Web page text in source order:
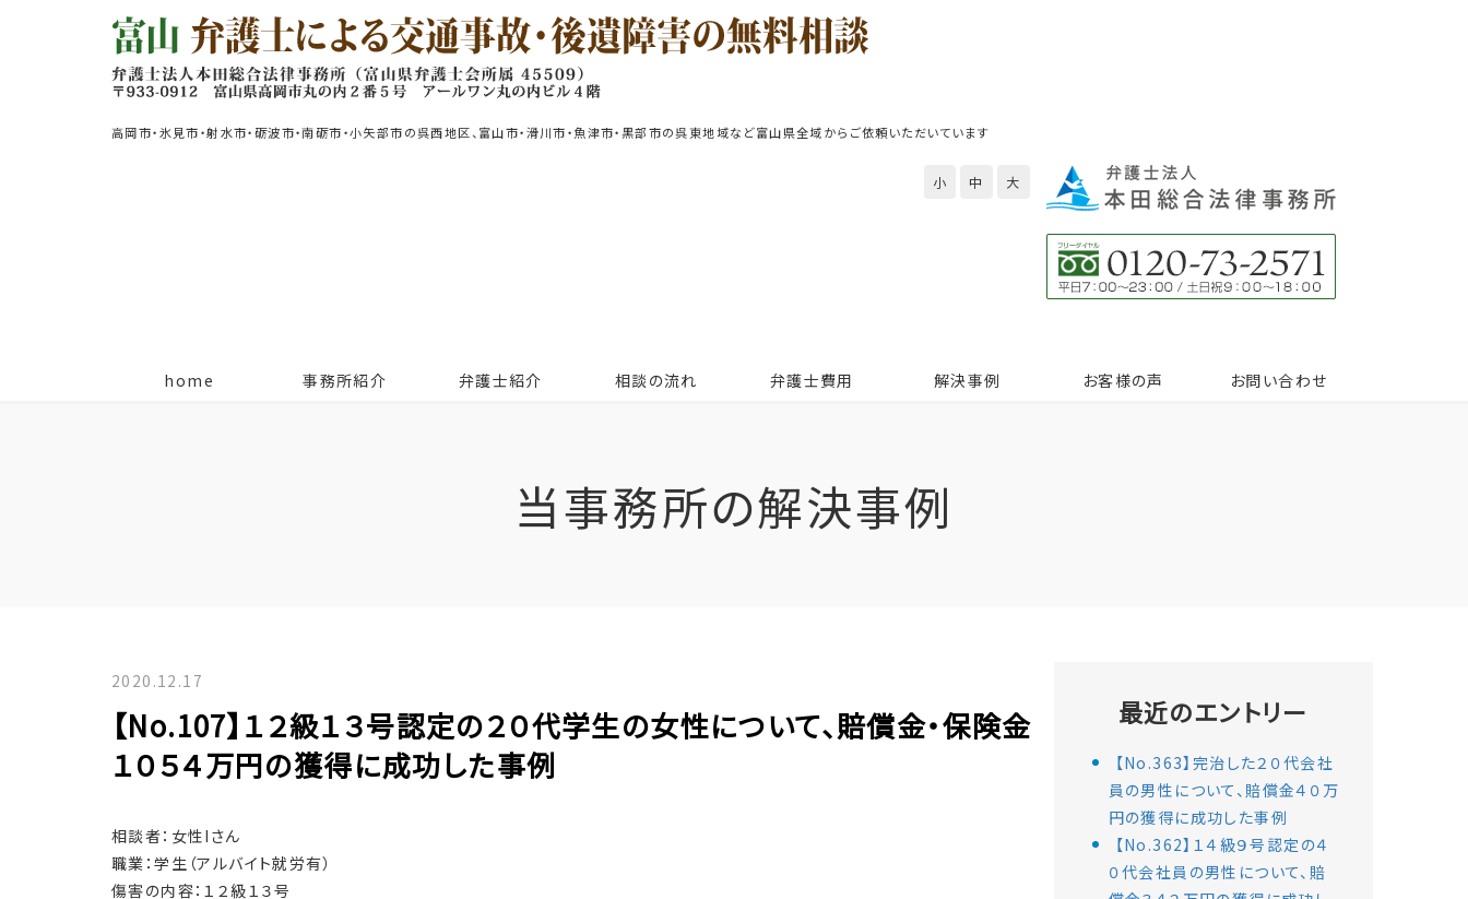
高岡市・氷見市・射水市・砺波市・南砺市・小矢部市の呉西地区、富山市・滑川市・魚津市・黒部市の呉東地域など富山県全域からご依頼いただいています
小 中 大
home 事務所紹介 弁護士紹介 相談の流れ 弁護士費用 解決事例 お客様の声 お問い合わせ
当事務所の解決事例
2020.12.17
【No.107】１２級１３号認定の２０代学生の女性について、賠償金・保険金
１０５４万円の獲得に成功した事例
相談者：女性Iさん
職業：学生（アルバイト就労有）
傷害の内容：１２級１３号
最近のエントリー
【No.363】完治した２０代会社
員の男性について、賠償金４０万
円の獲得に成功した事例
【No.362】１４級９号認定の４
０代会社員の男性について、賠